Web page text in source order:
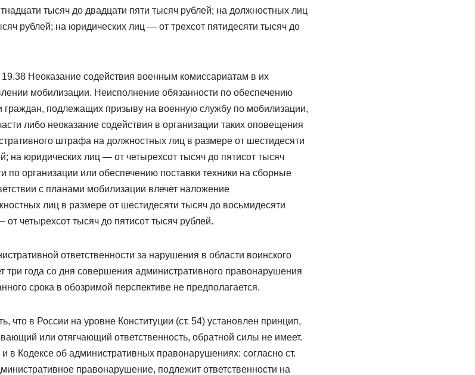
тысяч до двадцати пяти тысяч рублей; на должностных лиц
рублей; на юридических лиц — от трехсот пятидесяти тысяч до
Неоказание содействия военным комиссариатам в их
мобилизации. Неисполнение обязанности по обеспечению
подлежащих призыву на военную службу по мобилизации,
либо неоказание содействия в организации таких оповещения
штрафа на должностных лиц в размере от шестидесяти
на юридических лиц — от четырехсот тысяч до пятисот тысяч
по организации или обеспечению поставки техники на сборные
с планами мобилизации влечет наложение
лиц в размере от шестидесяти тысяч до восьмидесяти
четырехсот тысяч до пятисот тысяч рублей.
ответственности за нарушения в области воинского
три года со дня совершения административного правонарушения
срока в обозримой перспективе не предполагается.
что в России на уровне Конституции (ст. 54) установлен принцип,
или отягчающий ответственность, обратной силы не имеет.
в Кодексе об административных правонарушениях: согласно ст.
правонарушение, подлежит ответственности на